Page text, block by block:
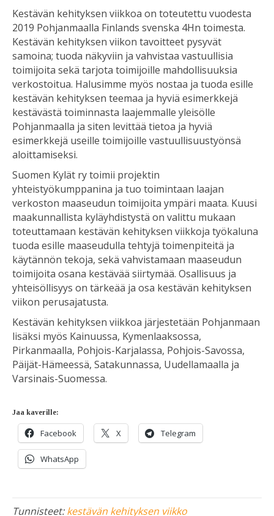
Kestävän kehityksen viikkoa on toteutettu vuodesta
2019 Pohjanmaalla Finlands svenska 4Hn toimesta.
Kestävän kehityksen viikon tavoitteet pysyvät
samoina; tuoda näkyviin ja vahvistaa vastuullisia
toimijoita sekä tarjota toimijoille mahdollisuuksia
verkostoitua. Halusimme myös nostaa ja tuoda esille
kestävän kehityksen teemaa ja hyviä esimerkkejä
kestävästä toiminnasta laajemmalle yleisölle
Pohjanmaalla ja siten levittää tietoa ja hyviä
esimerkkejä useille toimijoille vastuullisuustyönsä
aloittamiseksi.
Suomen Kylät ry toimii projektin
yhteistyökumppanina ja tuo toimintaan laajan
verkoston maaseudun toimijoita ympäri maata. Kuusi
maakunnallista kyläyhdistystä on valittu mukaan
toteuttamaan kestävän kehityksen viikkoja työkaluna
tuoda esille maaseudulla tehtyjä toimenpiteitä ja
käytännön tekoja, sekä vahvistamaan maaseudun
toimijoita osana kestävää siirtymää. Osallisuus ja
yhteisöllisyys on tärkeää ja osa kestävän kehityksen
viikon perusajatusta.
Kestävän kehityksen viikkoa järjestetään Pohjanmaan
lisäksi myös Kainuussa, Kymenlaaksossa,
Pirkanmaalla, Pohjois-Karjalassa, Pohjois-Savossa,
Päijät-Hämeessä, Satakunnassa, Uudellamaalla ja
Varsinais-Suomessa.
Jaa kaverille:
Facebook X Telegram
WhatsApp
Tunnisteet:kestävän kehityksen viikko